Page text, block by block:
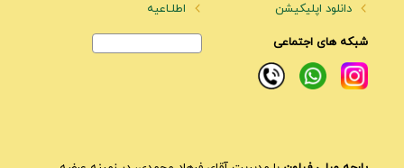
دانلود اپلیکیشن
اطلـاعیه
شبکه های اجتماعی